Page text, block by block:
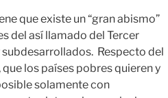
que existe un “gran abismo”
del así llamado del Tercer
Respecto del
los países pobres quieren y
solamente con